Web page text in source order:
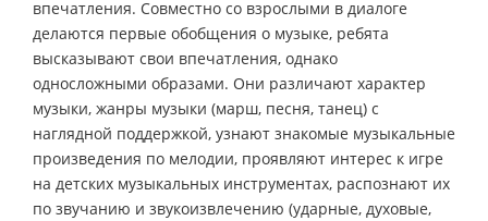
впечатления. Совместно со взрослыми в диалоге
делаются первые обобщения о музыке, ребята
высказывают свои впечатления, однако
односложными образами. Они различают характер
музыки, жанры музыки (марш, песня, танец) с
наглядной поддержкой, узнают знакомые музыкальные
произведения по мелодии, проявляют интерес к игре
на детских музыкальных инструментах, распознают их
по звучанию и звукоизвлечению (ударные, духовые,